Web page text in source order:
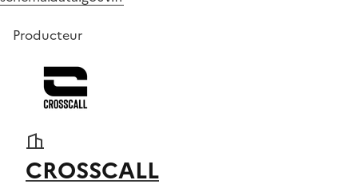
Producteur
CROSSCALL